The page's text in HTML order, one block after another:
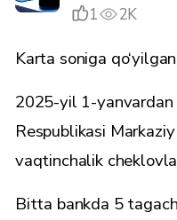
1
2K
Karta soniga
2025-yil 1-yanvardan
Respublikasi
vaqtinchalik
Bitta bankda 5